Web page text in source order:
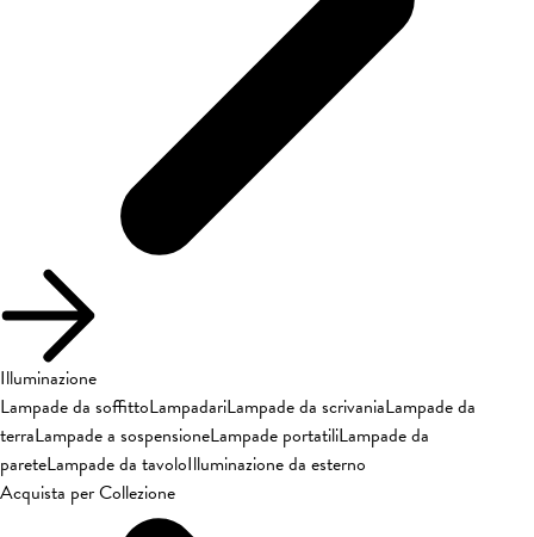
Illuminazione
Lampade da soffittoLampadariLampade da scrivaniaLampade da
terraLampade a sospensioneLampade portatiliLampade da
pareteLampade da tavoloIlluminazione da esterno
Acquista per Collezione